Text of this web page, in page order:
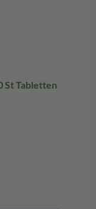
St Tabletten